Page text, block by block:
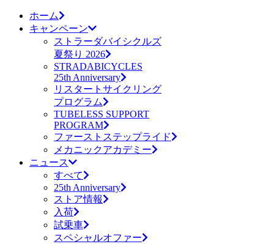
ホーム
キャンペーン
ストラーダバイシクルズ
夏祭り 2026
STRADABICYCLES
25th Anniversary
リスタートサイクリング
プログラム
TUBELESS SUPPORT
PROGRAM
ファーストステップライド
メカニックアカデミー
ニュース
すべて
25th Anniversary
ストア情報
入荷
試乗車
スペシャルオファー